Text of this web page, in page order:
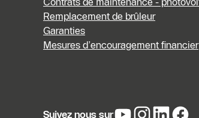
Remplacement de brûleur
Garanties
Mesures d’encouragement financier
Suivez nous sur